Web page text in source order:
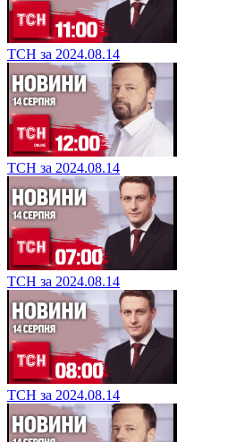
ТСН за 2024.08.14
ТСН за 2024.08.14
ТСН за 2024.08.14
ТСН за 2024.08.14